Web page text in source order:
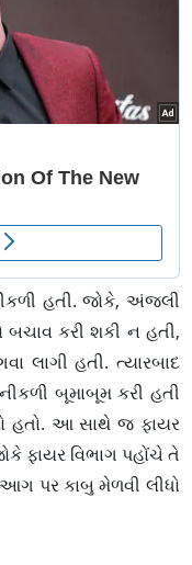
હતી. જોકે, અંજલી
બચાવ કરી શકી ન હતી,
લાગી હતી. ત્યારબાદ
બૂમાબૂમ કરી હતી
હતો. આ સાથે જ ફાયર
ફાયર વિભાગ પહોંચે તે
પર કાબુ મેળવી લીધો